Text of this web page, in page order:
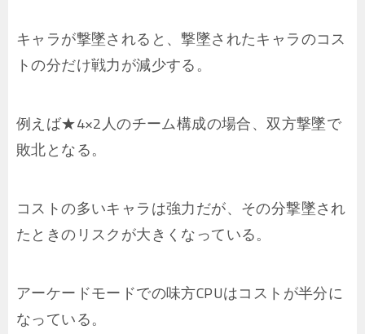
キャラが撃墜されると、撃墜されたキャラのコス
トの分だけ戦力が減少する。
例えば★4×2人のチーム構成の場合、双方撃墜で
敗北となる。
コストの多いキャラは強力だが、その分撃墜され
たときのリスクが大きくなっている。
アーケードモードでの味方CPUはコストが半分に
なっている。